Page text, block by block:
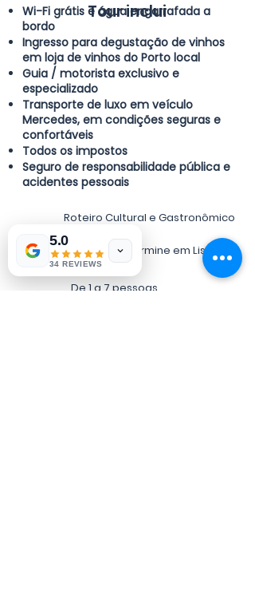
Tour inclui
Wi-Fi grátis e água engarrafada a
bordo
Ingresso para degustação de vinhos
em loja de vinhos do Porto local
Guia / motorista exclusivo e
especializado
Transporte de luxo em veículo
Mercedes, em condições seguras e
confortáveis
Todos os impostos
Seguro de responsabilidade pública e
acidentes pessoais
Roteiro Cultural e Gastronômico
Comece e termine em Lisboa
De 1 a 7 pessoas
5.0
34 REVIEWS